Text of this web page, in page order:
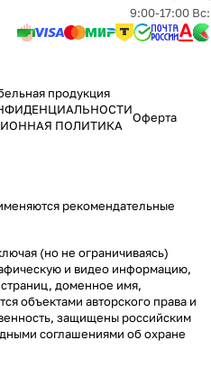
9:00-17:00
продукция
ПОЛИТИКА
Оферта
рекомендательные
(но не ограничиваясь)
и видео информацию,
доменное имя,
объектами авторского права и
защищены российским
соглашениями об охране